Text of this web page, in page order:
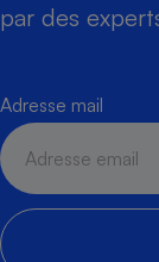
par des
Adresse mail